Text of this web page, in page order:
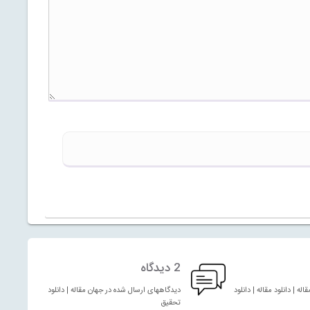
| دانلود مقاله | دانلود
2 دیدگاه
دیدگاههای ارسال شده در جهان مقاله | دانلود مقاله | دانلود
تحقیق